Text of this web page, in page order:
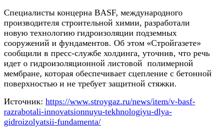
Специалисты концерна BASF, международного
производителя строительной химии, разработали
новую технологию гидроизоляции подземных
сооружений и фундаментов. Об этом «Стройгазете»
сообщили в пресс-службе холдинга, уточнив, что речь
идет о гидроизоляционной листовой полимерной
мембране, которая обеспечивает сцепление с бетонной
поверхностью и не требует защитной стяжки.
Источник: https://www.stroygaz.ru/news/item/v-basf-
razrabotali-innovatsionnuyu-tekhnologiyu-dlya-
gidroizolyatsii-fundamenta/